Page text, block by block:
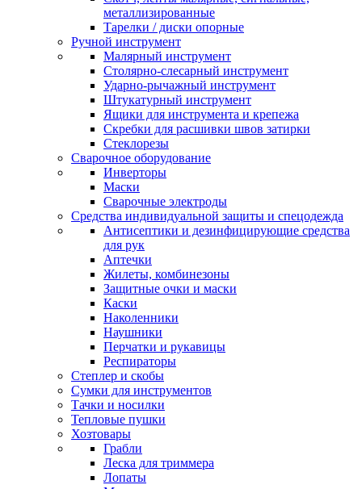
металлизированные
Тарелки / диски опорные
Ручной инструмент
Малярный инструмент
Столярно-слесарный инструмент
Ударно-рычажный инструмент
Штукатурный инструмент
Ящики для инструмента и крепежа
Скребки для расшивки швов затирки
Стеклорезы
Сварочное оборудование
Инверторы
Маски
Сварочные электроды
Средства индивидуальной защиты и спецодежда
Антисептики и дезинфицирующие средства
для рук
Аптечки
Жилеты, комбинезоны
Защитные очки и маски
Каски
Наколенники
Наушники
Перчатки и рукавицы
Респираторы
Степлер и скобы
Сумки для инструментов
Тачки и носилки
Тепловые пушки
Хозтовары
Грабли
Леска для триммера
Лопаты